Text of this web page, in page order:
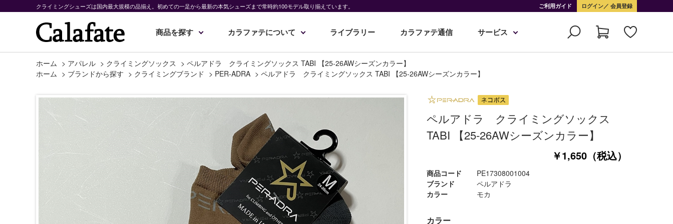
クライミングシューズは国内最大規模の品揃え。初めての一足から最新の本気シューズまで常時約100モデル取り揃えています。 ご利用ガイド ログイン 会員登録
商品を探す カラファテについて ライブラリー カラファテ通信 サービス
ホーム > アパレル > クライミングソックス > ペルアドラ クライミングソックス TABI 【25-26AWシーズンカラー】
ホーム > ブランドから探す > クライミングブランド > PER-ADRA > ペルアドラ クライミングソックス TABI 【25-26AWシーズンカラー】
ペルアドラ クライミングソックス
TABI 【25-26AWシーズンカラー】
￥1,650（税込）
商品コード
PE17308001004
ブランド
ペルアドラ
カラー
モカ
カラー